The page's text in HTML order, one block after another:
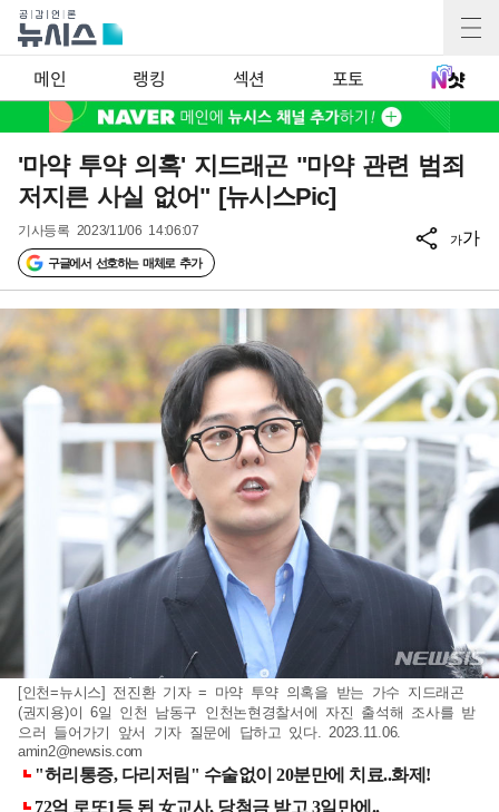
메인 랭킹 섹션 포토
'마약 투약 의혹' 지드래곤 "마약 관련 범죄
저지른 사실 없어" [뉴시스Pic]
기사등록 2023/11/06 14:06:07
구글에서 선호하는 매체로 추가
가가
[인천=뉴시스] 전진환 기자 = 마약 투약 의혹을 받는 가수 지드래곤
(권지용)이 6일 인천 남동구 인천논현경찰서에 자진 출석해 조사를 받
으러 들어가기 앞서 기자 질문에 답하고 있다. 2023.11.06.
amin2@newsis.com